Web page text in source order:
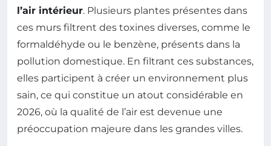
l’air intérieur. Plusieurs plantes présentes dans
ces murs filtrent des toxines diverses, comme le
formaldéhyde ou le benzène, présents dans la
pollution domestique. En filtrant ces substances,
elles participent à créer un environnement plus
sain, ce qui constitue un atout considérable en
2026, où la qualité de l’air est devenue une
préoccupation majeure dans les grandes villes.